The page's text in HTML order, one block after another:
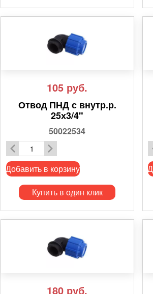
105 руб.
Отвод ПНД с внутр.р.
25х3/4"
50022534
Добавить в корзину
Купить в один клик
180 руб.